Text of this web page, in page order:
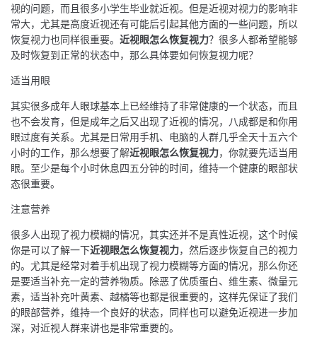
视的问题，而且很多小学生毕业就近视。但是近视对视力的影响非
常大，尤其是高度近视还有可能后引起其他方面的一些问题，所以
恢复视力也同样很重要。 近视眼怎么恢复视力？很多人都希望能够
及时恢复到正常的状态中，那么具体要如何恢复视力呢？
适当用眼
其实很多成年人眼球基本上已经维持了非常健康的一个状态，而且
也不会发育，但是成年之后又出现了近视的情况，八成都是和你用
眼过度有关系。尤其是日常用手机、电脑的人群几乎全天十五六个
小时的工作，那么想要了解近视眼怎么恢复视力，你就要先适当用
眼。至少是每个小时休息四五分钟的时间，维持一个健康的眼部状
态很重要。
注意营养
很多人出现了视力模糊的情况，其实还并不是真性近视，这个时候
你是可以了解一下近视眼怎么恢复视力，然后逐步恢复自己的视力
的。尤其是经常对着手机出现了视力模糊等方面的情况，那么你还
是要适当补充一定的营养物质。除恶了优质蛋白、维生素、微量元
素，适当补充叶黄素、越橘等也都是很重要的，这样先保证了我们
的眼部营养，维持一个良好的状态，同样也可以避免近视进一步加
深，对近视人群来讲也是非常重要的。